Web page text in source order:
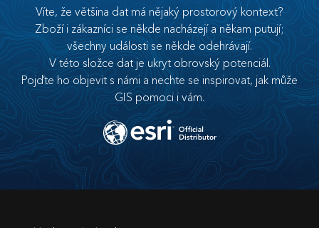
Víte, že většina dat má nějaký prostorový kontext?
Zboží i zákazníci se někde nacházejí a někam putují;
všechny události se někde odehrávají.
V této složce dat je ukryt obrovský potenciál.
Pojďte ho objevit s námi a nechte se inspirovat, jak může
GIS pomoci i vám.